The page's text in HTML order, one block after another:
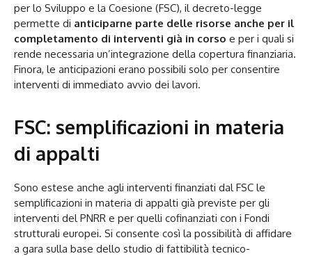
per lo Sviluppo e la Coesione (FSC), il decreto-legge
permette di anticiparne parte delle risorse anche per il
completamento di interventi già in corso e per i quali si
rende necessaria un’integrazione della copertura finanziaria.
Finora, le anticipazioni erano possibili solo per consentire
interventi di immediato avvio dei lavori.
FSC: semplificazioni in materia
di appalti
Sono estese anche agli interventi finanziati dal FSC le
semplificazioni in materia di appalti già previste per gli
interventi del PNRR e per quelli cofinanziati con i Fondi
strutturali europei. Si consente così la possibilità di affidare
a gara sulla base dello studio di fattibilità tecnico-